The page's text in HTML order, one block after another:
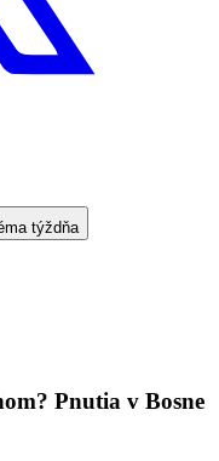
týždňa
Pnutia v Bosne